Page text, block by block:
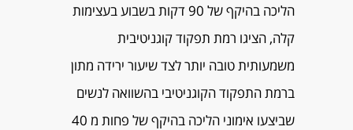
הליכה בהיקף של 90 דקות בשבוע בעצימות
קלה, הציגו רמת תפקוד קוגניטיבית
משמעותית טובה יותר לצד שיעור ירידה מתון
ברמת התפקוד הקוגניטיבי בהשוואה לנשים
שביצעו אימוני הליכה בהיקף של פחות מ 40